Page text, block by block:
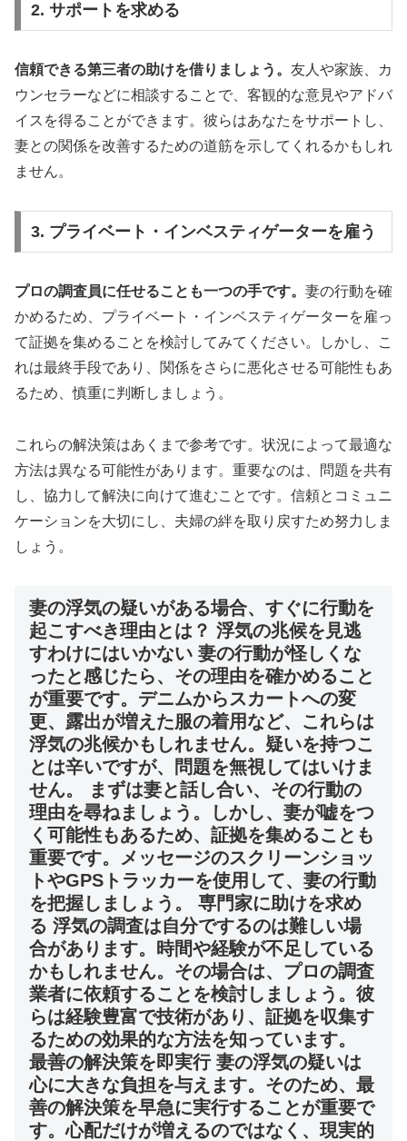
2. サポートを求める
信頼できる第三者の助けを借りましょう。 友人や家族、カ
ウンセラーなどに相談することで、客観的な意見やアドバ
イスを得ることができます。彼らはあなたをサポートし、
妻との関係を改善するための道筋を示してくれるかもしれ
ません。
3. プライベート・インベスティゲーターを雇う
プロの調査員に任せることも一つの手です。 妻の行動を確
かめるため、プライベート・インベスティゲーターを雇っ
て証拠を集めることを検討してみてください。しかし、こ
れは最終手段であり、関係をさらに悪化させる可能性もあ
るため、慎重に判断しましょう。
これらの解決策はあくまで参考です。状況によって最適な
方法は異なる可能性があります。重要なのは、問題を共有
し、協力して解決に向けて進むことです。信頼とコミュニ
ケーションを大切にし、夫婦の絆を取り戻すため努力しま
しょう。
妻の浮気の疑いがある場合、すぐに行動を
起こすべき理由とは？ 浮気の兆候を見逃
すわけにはいかない 妻の行動が怪しくな
ったと感じたら、その理由を確かめること
が重要です。デニムからスカートへの変
更、露出が増えた服の着用など、これらは
浮気の兆候かもしれません。疑いを持つこ
とは辛いですが、問題を無視してはいけま
せん。 まずは妻と話し合い、その行動の
理由を尋ねましょう。しかし、妻が嘘をつ
く可能性もあるため、証拠を集めることも
重要です。メッセージのスクリーンショッ
トやGPSトラッカーを使用して、妻の行動
を把握しましょう。 専門家に助けを求め
る 浮気の調査は自分でするのは難しい場
合があります。時間や経験が不足している
かもしれません。その場合は、プロの調査
業者に依頼することを検討しましょう。彼
らは経験豊富で技術があり、証拠を収集す
るための効果的な方法を知っています。
最善の解決策を即実行 妻の浮気の疑いは
心に大きな負担を与えます。そのため、最
善の解決策を早急に実行することが重要で
す。心配だけが増えるのではなく、現実的